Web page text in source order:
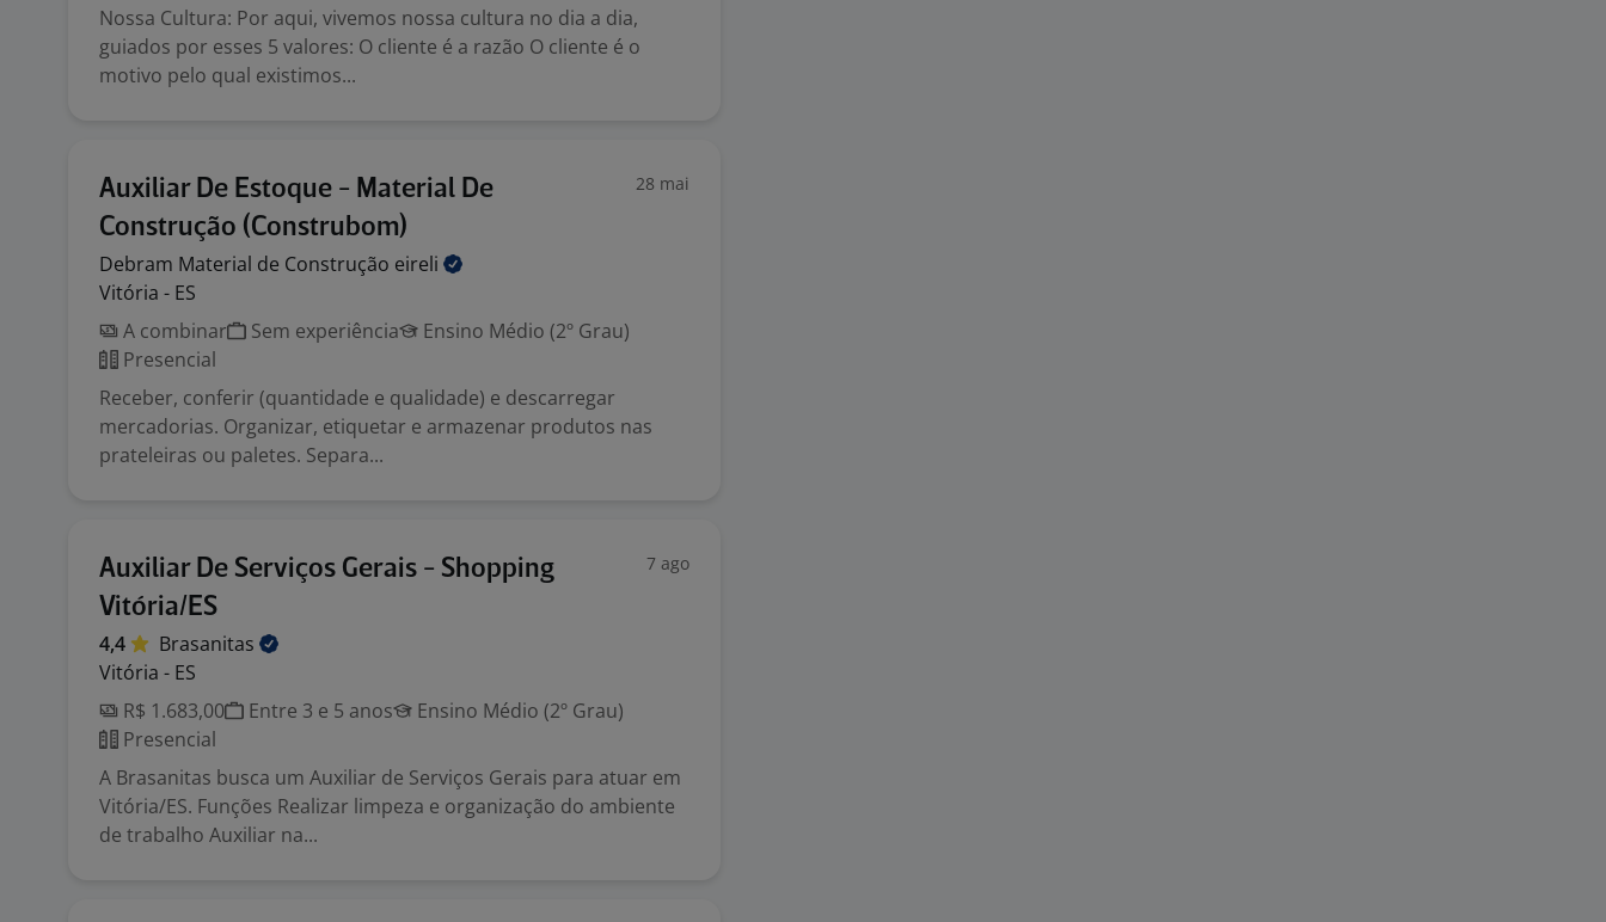
Nossa Cultura: Por aqui, vivemos nossa cultura no dia a dia,
guiados por esses 5 valores: O cliente é a razão O cliente é o
motivo pelo qual existimos...
Auxiliar De Estoque - Material De
Construção (Construbom)
28 mai
Debram Material de Construção eireli
Vitória - ES
A combinar
Sem experiência
Ensino Médio (2º Grau)
Presencial
Receber, conferir (quantidade e qualidade) e descarregar
mercadorias. Organizar, etiquetar e armazenar produtos nas
prateleiras ou paletes. Separa...
Auxiliar De Serviços Gerais - Shopping
Vitória/ES
7 ago
4,4
Brasanitas
Vitória - ES
R$ 1.683,00
Entre 3 e 5 anos
Ensino Médio (2º Grau)
Presencial
A Brasanitas busca um Auxiliar de Serviços Gerais para atuar em
Vitória/ES. Funções Realizar limpeza e organização do ambiente
de trabalho Auxiliar na...